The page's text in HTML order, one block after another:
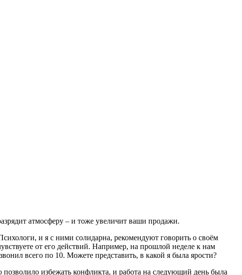
атмосферу – и тоже увеличит ваши продажи.
и я с ними солидарна, рекомендуют говорить о своём
от его действий. Например, на прошлой неделе к нам
всего по 10. Можете представить, в какой я была ярости?
позволило избежать конфликта, и работа на следующий день была